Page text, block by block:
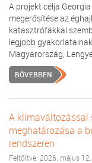
A projekt célja
megerősítése az
katasztrófákkal
legjobb
Magyarország,
BŐVEBBEN
A klímaváltozással
meghatározása a
rendszeren
Feltöltve: 2026. május 12.